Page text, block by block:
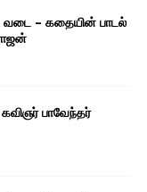
வடை – கதையின் பாடல்
பாவேந்தர்